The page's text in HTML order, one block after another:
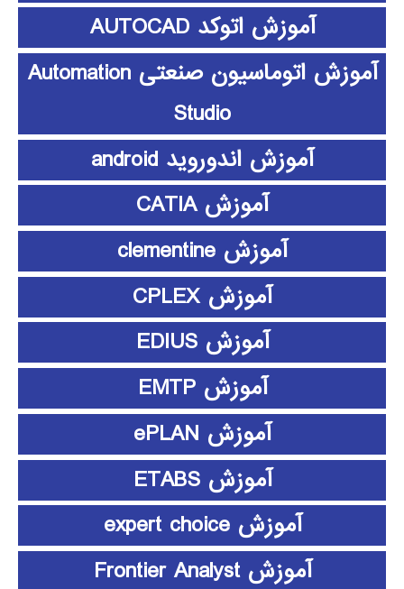
آموزش اتوکد AUTOCAD
آموزش اتوماسیون صنعتی Automation
Studio
آموزش اندوروید android
آموزش CATIA
آموزش clementine
آموزش CPLEX
آموزش EDIUS
آموزش EMTP
آموزش ePLAN
آموزش ETABS
آموزش expert choice
آموزش Frontier Analyst